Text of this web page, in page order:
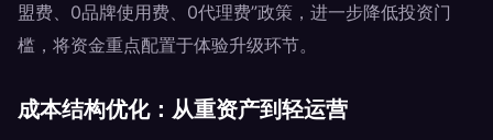
盟费、0品牌使用费、0代理费”政策，进一步降低投资门
槛，将资金重点配置于体验升级环节。
成本结构优化：从重资产到轻运营